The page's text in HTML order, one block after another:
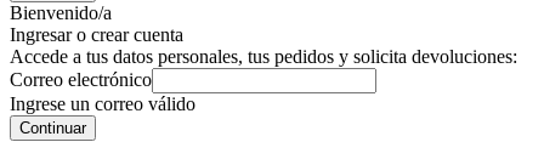
Bienvenido/a
Ingresar o crear cuenta
Accede a tus datos personales, tus pedidos y solicita devoluciones:
Correo electrónico
Ingrese un correo válido
Continuar